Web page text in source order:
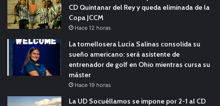
CD Quintanar del Rey y queda eliminada de la
Copa JCCM
Hace 12 horas
La tomellosera Lucía Salinas consolida su
sueño americano: será asistente de
entrenador de golf en Ohio mientras cursa su
máster
Hace 19 horas
La UD Socuéllamos se impone por 2-1 al CD